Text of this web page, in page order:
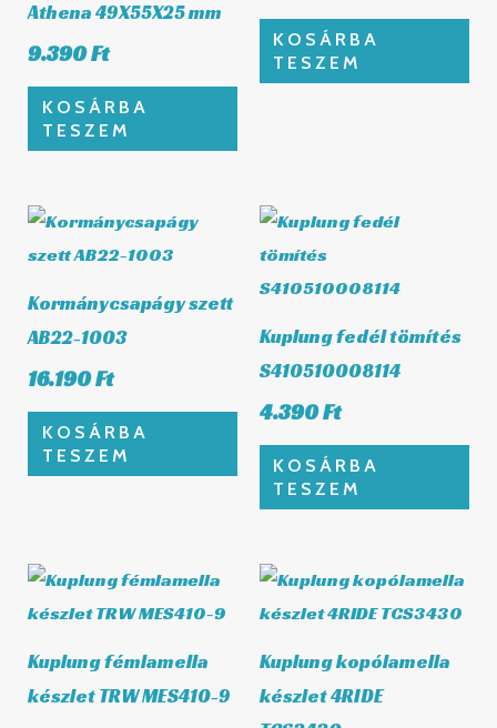
Athena 49X55X25 mm
9.390Ft
KOSÁRBA
TESZEM
KOSÁRBA
TESZEM
Kormánycsapágy szett
AB22-1003
16.190Ft
KOSÁRBA
TESZEM
Kuplung fedél tömítés
S410510008114
4.390Ft
KOSÁRBA
TESZEM
Kuplung fémlamella
készlet TRW MES410-9
Kuplung kopólamella
készlet 4RIDE